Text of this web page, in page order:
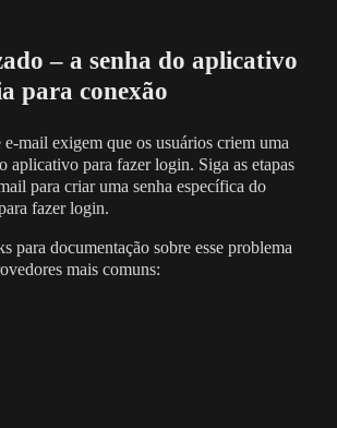
– a senha do aplicativo
para conexão
mail exigem que os usuários criem uma
aplicativo para fazer login. Siga as etapas
para criar uma senha específica do
fazer login.
para documentação sobre esse problema
mais comuns: